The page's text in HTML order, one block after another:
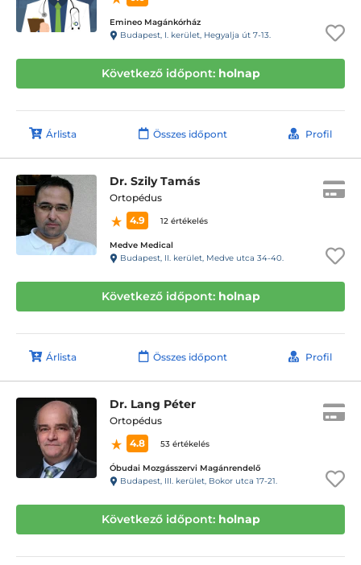
Emineo Magánkórház
Budapest, I. kerület, Hegyalja út 7-13.
Következő időpont: holnap
Árlista Összes időpont Profil
Dr. Szily Tamás
Ortopédus
4.9
12 értékelés
Medve Medical
Budapest, II. kerület, Medve utca 34-40.
Következő időpont: holnap
Árlista Összes időpont Profil
Dr. Lang Péter
Ortopédus
4.8
53 értékelés
Óbudai Mozgásszervi Magánrendelő
Budapest, III. kerület, Bokor utca 17-21.
Következő időpont: holnap